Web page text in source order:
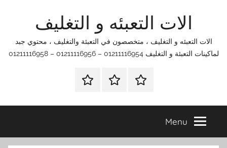
الات التعبئه و التغليف
الات التعبئه و التغليف ، متخصصون في التعبئة والتغليف ، محتوي جبد
لماكينات التعبئة و التغليف 01211116954 – 01211116956 – 01211116958
الرئيسيةاتصل
اتـصـل
في
التي
Menu